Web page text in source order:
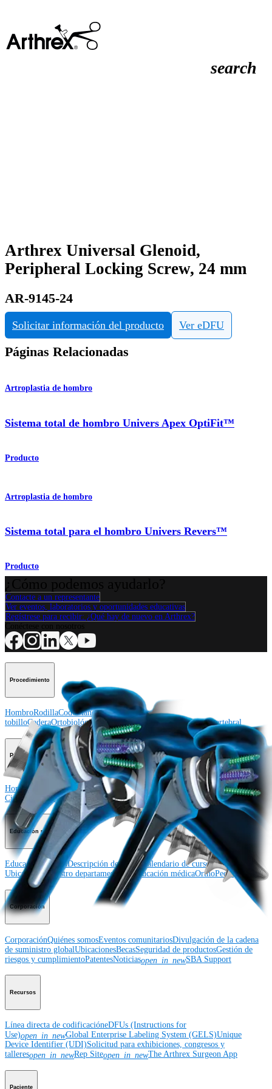
search
Arthrex Universal Glenoid,
Peripheral Locking Screw, 24 mm
AR-9145-24
Solicitar información del producto Ver eDFU
Páginas Relacionadas
Artroplastia de hombro
Sistema total de hombro Univers Apex OptiFit™
Producto
Artroplastia de hombro
Sistema total para el hombro Univers Revers™
Producto
Contacte a un representante
Ver eventos, laboratorios y oportunidades educativas
Regístrese para recibir: ¿Qué hay de nuevo en Arthrex?
Procedimiento
HombroRodillaCodoMano y muñecaPie y
tobilloCaderaOrtobiológicos Cirugía cardiotorácicaColumna vertebral
Producto
Hombro RodillaCodoMano y muñecaPie y tobillo CaderaOrtobiológicos
Cirugía cardiotorácica Columna vertebral Imagen y resección
Educación médica
Educación médicaDescripción de cursosCalendario de cursosArthroLab™ -
UbicacionesNuestro departamento de educación médicaOrthoPedia
Corporación
CorporaciónQuiénes somosEventos comunitariosDivulgación de la cadena
de suministro globalUbicacionesBecasSeguridad de productosGestión de
riesgos y cumplimientoPatentesNoticiasopen_in_newSBA Support
Recursos
Línea directa de codificacióneDFUs (Instructions for
Use)open_in_newGlobal Enterprise Labeling System (GELS)Unique
Device Identifier (UDI)Solicitud para exhibiciones, congresos y
talleresopen_in_newRep Siteopen_in_newThe Arthrex Surgeon App
Paciente